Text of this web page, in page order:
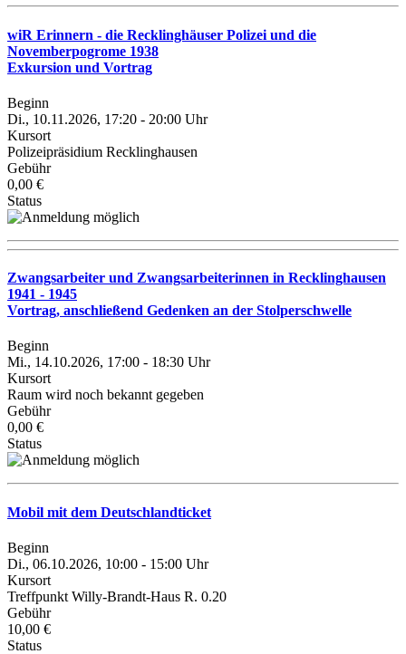
wiR Erinnern - die Recklinghäuser Polizei und die
Novemberpogrome 1938
Exkursion und Vortrag
Beginn
Di., 10.11.2026, 17:20 - 20:00 Uhr
Kursort
Polizeipräsidium Recklinghausen
Gebühr
0,00 €
Status
Zwangsarbeiter und Zwangsarbeiterinnen in Recklinghausen
1941 - 1945
Vortrag, anschließend Gedenken an der Stolperschwelle
Beginn
Mi., 14.10.2026, 17:00 - 18:30 Uhr
Kursort
Raum wird noch bekannt gegeben
Gebühr
0,00 €
Status
Mobil mit dem Deutschlandticket
Beginn
Di., 06.10.2026, 10:00 - 15:00 Uhr
Kursort
Treffpunkt Willy-Brandt-Haus R. 0.20
Gebühr
10,00 €
Status